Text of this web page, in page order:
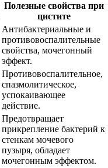
Полезные свойства при
цистите
Антибактериальные и
противовоспалительные
свойства, мочегонный
эффект.
Противовоспалительное,
спазмолитическое,
успокаивающее
действие.
Предотвращает
прикрепление бактерий к
стенкам мочевого
пузыря, обладает
мочегонным эффектом.